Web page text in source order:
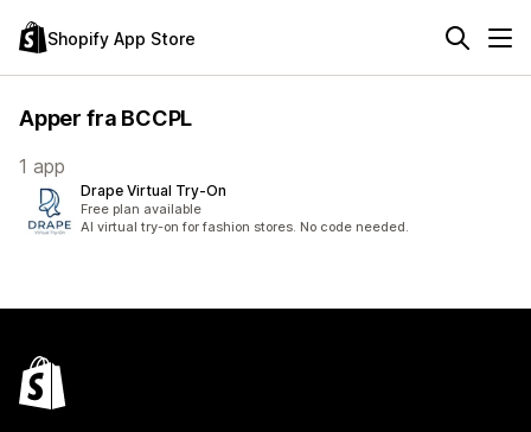
Shopify App Store
Apper fra BCCPL
1 app
Drape Virtual Try‑On
Free plan available
AI virtual try-on for fashion stores. No code needed.